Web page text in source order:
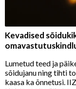
Kevadised
Lumetud teed ja
sõidujanu ning tihti
kaasa ka õnnetusi.